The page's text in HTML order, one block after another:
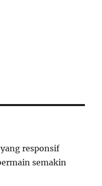
yang responsif
semakin